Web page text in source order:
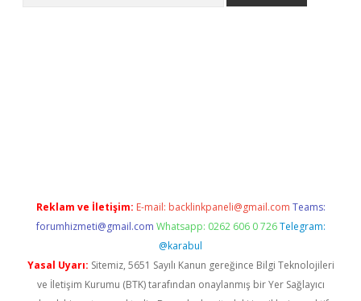
Reklam ve İletişim: E-mail: backlinkpaneli@gmail.com Teams:
forumhizmeti@gmail.com Whatsapp: 0262 606 0 726 Telegram:
@karabul
Yasal Uyarı: Sitemiz, 5651 Sayılı Kanun gereğince Bilgi Teknolojileri
ve İletişim Kurumu (BTK) tarafından onaylanmış bir Yer Sağlayıcı